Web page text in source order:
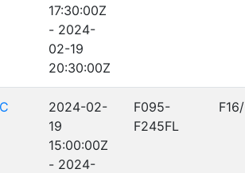
17:30:00Z
- 2024-
02-19
20:30:00Z
2024-02-
19
15:00:00Z
- 2024-
F095-
F245FL